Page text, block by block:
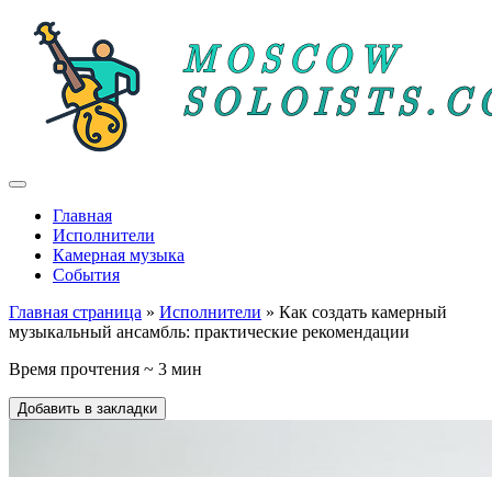
Главная
Исполнители
Камерная музыка
События
Главная страница » Исполнители » Как создать камерный
музыкальный ансамбль: практические рекомендации
Время прочтения ~ 3 мин
Добавить в закладки